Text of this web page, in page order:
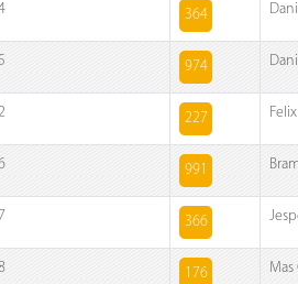
364
974
227
991
7 366
176 Mas